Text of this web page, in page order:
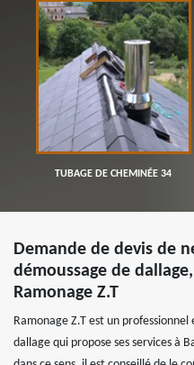
TUBAGE DE CHEMINÉE 34
Demande de devis de
démoussage de
Ramonage Z.T
Ramonage Z.T est un
dallage qui propose ses services à